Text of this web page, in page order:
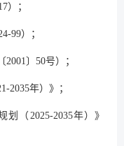
）；
99）；
〕50号）；
2035年）》；
（2025-2035年）》